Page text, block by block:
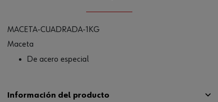
MACETA-CUADRADA-1KG
Maceta
De acero especial
Información del producto